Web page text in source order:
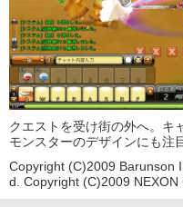
クエストを受け街の外へ。キ
モンスターのデザインにも注
Copyright (C)2009 Barunson
d. Copyright (C)2009 NEXON